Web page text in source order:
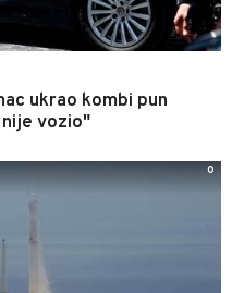
ukrao kombi pun
vozio"
0